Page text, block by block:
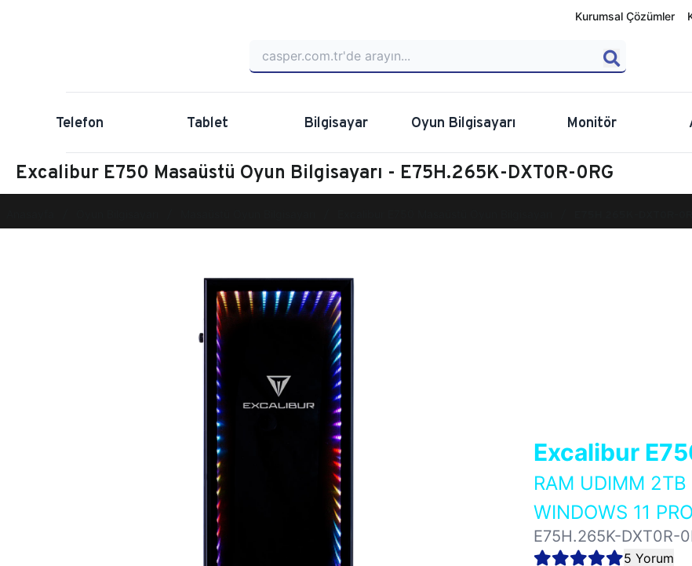
Kurumsal Çözümler
Telefon Tablet Bilgisayar Oyun Bilgisayarı Monitör
Excalibur E750 Masaüstü Oyun Bilgisayarı - E75H.265K-DXT0R-0RG
Excalibur
RAM UDIMM
WINDOWS 11
E75H.265K-DXT0R-
5 Yorum